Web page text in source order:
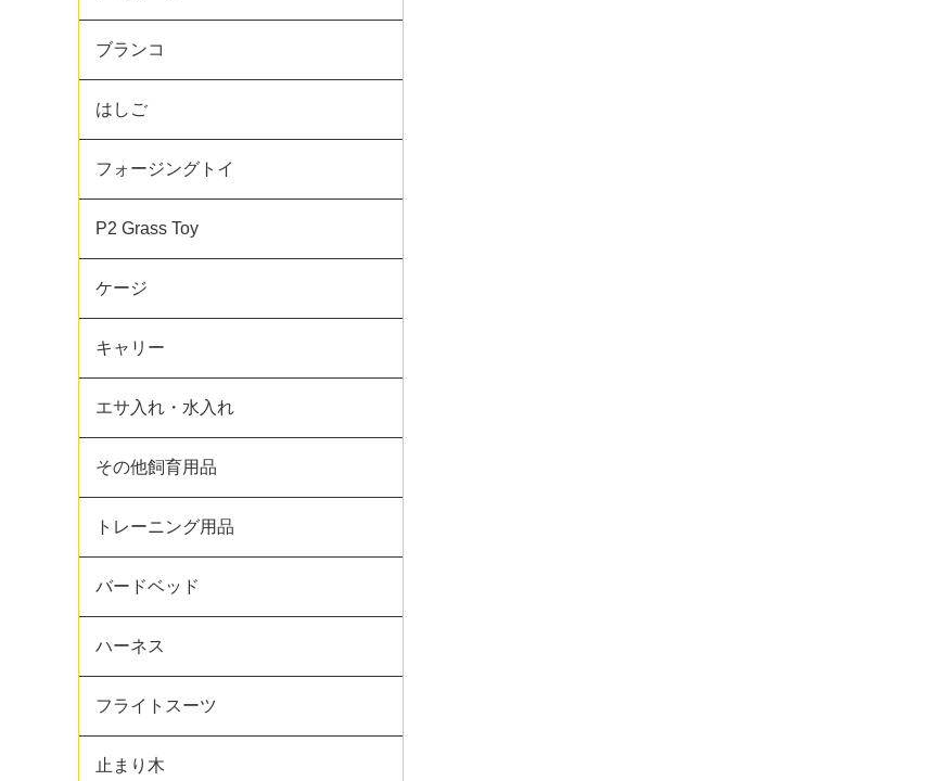
ブランコ
はしご
フォージングトイ
P2 Grass Toy
ケージ
キャリー
エサ入れ・水入れ
その他飼育用品
トレーニング用品
バードベッド
ハーネス
フライトスーツ
止まり木